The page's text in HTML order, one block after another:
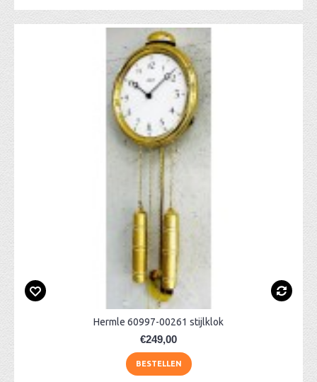
Hermle 60997-00261 stijlklok
€249,00
BESTELLEN